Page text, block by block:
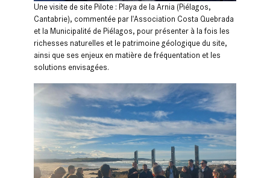
Une visite de site Pilote : Playa de la Arnia (Piélagos,
Cantabrie), commentée par l'Association Costa Quebrada
et la Municipalité de Piélagos, pour présenter à la fois les
richesses naturelles et le patrimoine géologique du site,
ainsi que ses enjeux en matière de fréquentation et les
solutions envisagées.